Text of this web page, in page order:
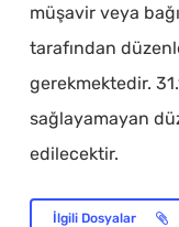
müşavir veya
tarafından
gerekmektedir.
sağlayamayan
edilecektir.
İlgili Dosyalar